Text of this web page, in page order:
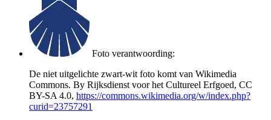
Foto verantwoording:
De niet uitgelichte zwart-wit foto komt van Wikimedia
Commons. By Rijksdienst voor het Cultureel Erfgoed, CC
BY-SA 4.0, https://commons.wikimedia.org/w/index.php?
curid=23757291